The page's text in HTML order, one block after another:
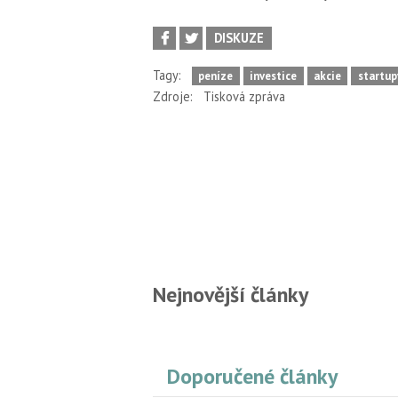
DISKUZE
Tagy: peníze investice akcie
Zdroje: Tisková zpráva
Nejnovější články
Doporučené články